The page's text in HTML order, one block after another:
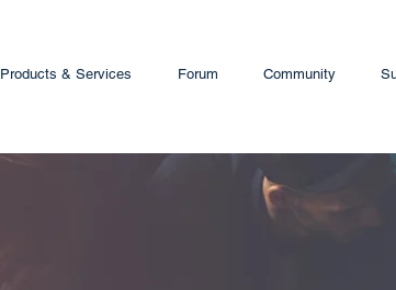
Products & Services Forum Community